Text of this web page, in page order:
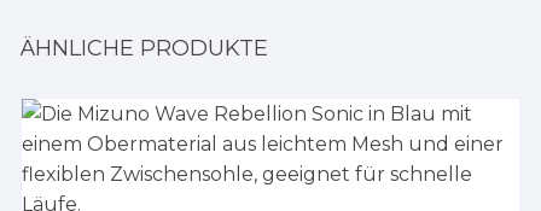
ÄHNLICHE PRODUKTE